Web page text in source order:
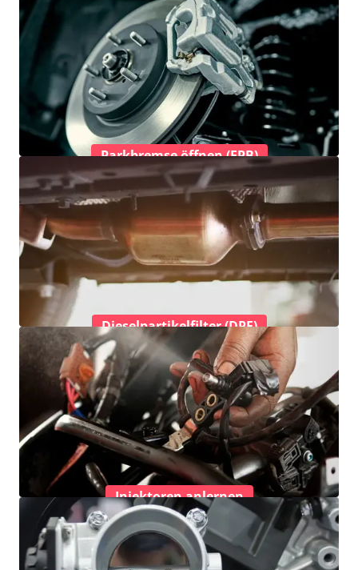
Parkbremse öffnen (EPB)
Dieselpartikelfilter (DPF)
Injektoren anlernen